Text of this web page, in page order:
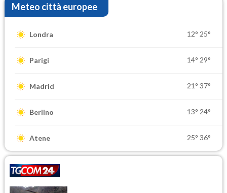
Meteo città europee
Londra 12° 25°
Parigi 14° 29°
Madrid 21° 37°
Berlino 13° 24°
Atene 25° 36°